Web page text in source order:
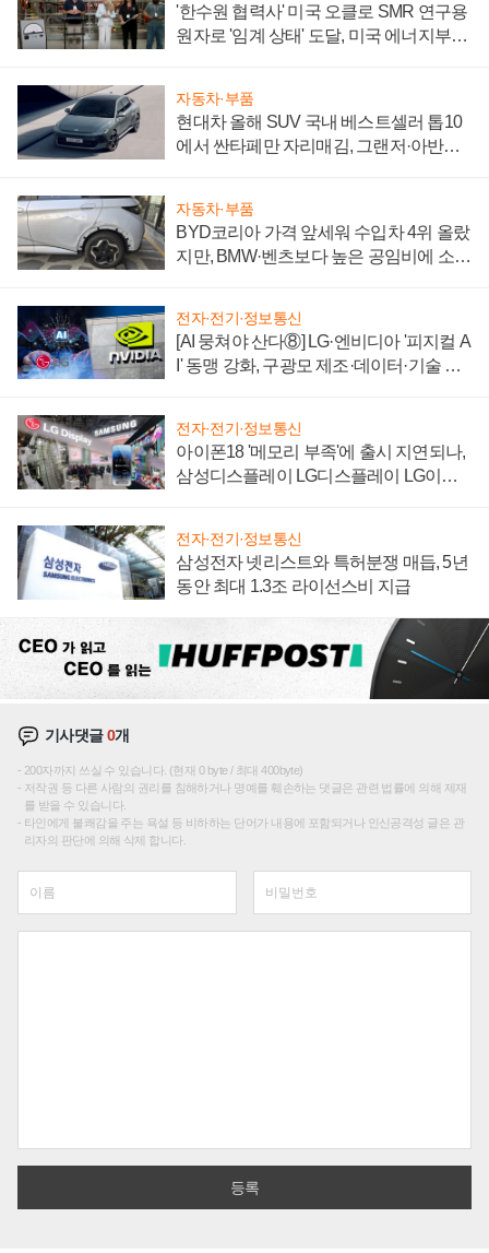
'한수원 협력사' 미국 오클로 SMR 연구용
원자로 '임계 상태' 도달, 미국 에너지부
자동차·부품
현대차 올해 SUV 국내 베스트셀러 톱10
에서 싼타페만 자리매김, 그랜저·아반떼
자동차·부품
BYD코리아 가격 앞세워 수입차 4위 올랐
지만, BMW·벤츠보다 높은 공임비에 소비
전자·전기·정보통신
[AI 뭉쳐야 산다⑧] LG·엔비디아 '피지컬 A
I' 동맹 강화, 구광모 제조·데이터·기술 결
전자·전기·정보통신
아이폰18 '메모리 부족'에 출시 지연되나,
삼성디스플레이 LG디스플레이 LG이노
전자·전기·정보통신
삼성전자 넷리스트와 특허분쟁 매듭, 5년
동안 최대 1.3조 라이선스비 지급
기사댓글0개
200자까지 쓰실 수 있습니다. (현재 0 byte / 최대 400byte)
저작권 등 다른 사람의 권리를 침해하거나 명예를 훼손하는 댓글은 관련 법률에 의해 제재
를 받을 수 있습니다.
타인에게 불쾌감을 주는 욕설 등 비하하는 단어가 내용에 포함되거나 인신공격성 글은 관
리자의 판단에 의해 삭제 합니다.